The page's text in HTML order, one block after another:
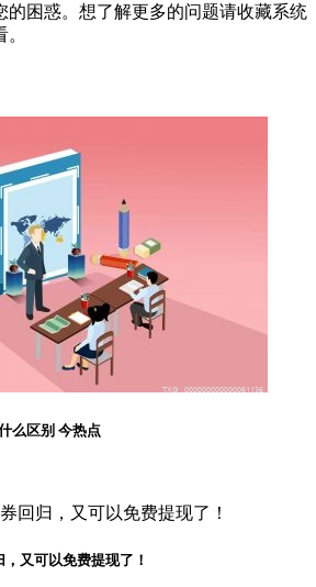
的困惑。想了解更多的问题请收藏系统
么区别 今热点
又可以免费提现了！